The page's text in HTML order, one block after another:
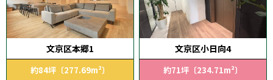
文京区本郷1
約84坪〔277.69m²〕
文京区小日向4
約71坪〔234.71m²〕